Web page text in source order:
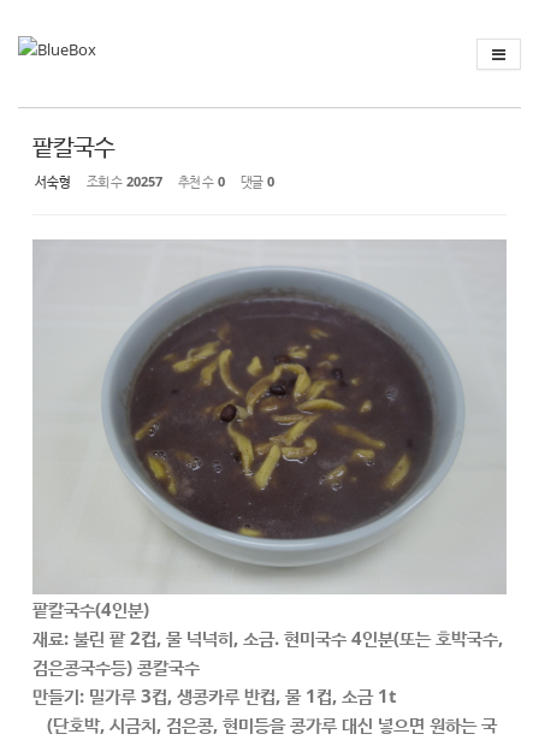
팥칼국수
서숙형 조회 수 20257 추천 수 0 댓글 0
팥칼국수(4인분)
재료: 불린 팥 2컵, 물 넉넉히, 소금. 현미국수 4인분(또는 호박국수,
검은콩국수등) 콩칼국수
만들기: 밀가루 3컵, 생콩카루 반컵, 물 1컵, 소금 1t
(단호박, 시금치, 검은콩, 현미등을 콩가루 대신 넣으면 원하는 국
스케치북5
스케치북5